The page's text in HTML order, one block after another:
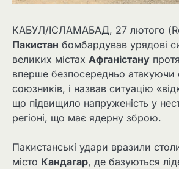
КАБУЛ/ІСЛАМАБАД, 27 лютого
Пакистан бомбардував урядові
великих містах Афганістану
вперше безпосередньо атакуючи
союзників, і назвав ситуацію
що підвищило напруженість у
регіоні, що має ядерну зброю.
Пакистанські удари вразили
місто Кандагар, де базуються